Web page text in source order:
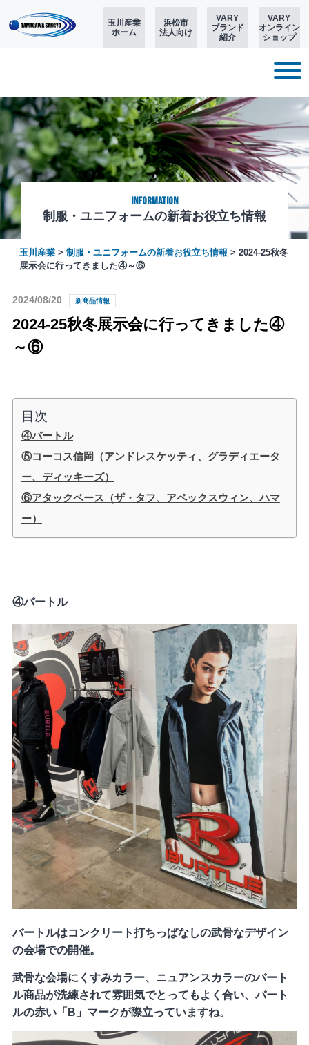
玉川産業
ホーム
浜松市
法人向け
VARY
ブランド
紹介
VARY
オンライン
ショップ
制服・ユニフォームの新着お役立ち情報
Information
玉川産業> 制服・ユニフォームの新着お役立ち情報 > 2024-25秋冬
展示会に行ってきました④～⑥
2024/08/20 新商品情報
2024-25秋冬展示会に行ってきました④
～⑥
目次
④バートル
⑤コーコス信岡（アンドレスケッティ、グラディエータ
ー、ディッキーズ）
⑥アタックベース（ザ・タフ、アペックスウィン、ハマ
ー）
④バートル
バートルはコンクリート打ちっぱなしの武骨なデザイン
の会場での開催。
武骨な会場にくすみカラー、ニュアンスカラーのバート
ル商品が洗練されて雰囲気でとってもよく合い、バート
ルの赤い「B」マークが際立っていますね。